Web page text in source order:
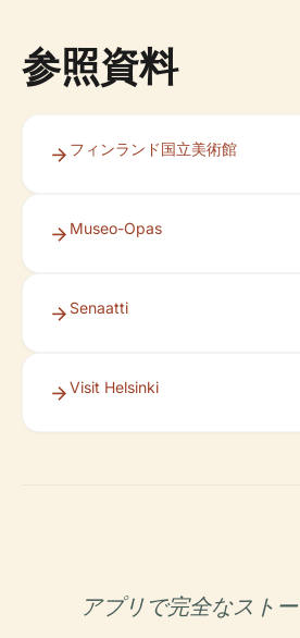
参照資料
フィンランド国立美術館
Museo-Opas
Senaatti
Visit Helsinki
アプリで完全なスト